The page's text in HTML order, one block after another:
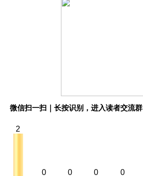
微信扫一扫｜长按识别，进入读者交流群
2
0 0 0 0